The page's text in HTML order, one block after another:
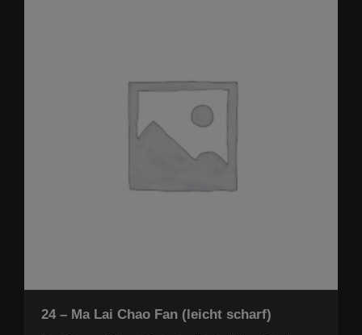
24 – Ma Lai Chao Fan (leicht scharf)